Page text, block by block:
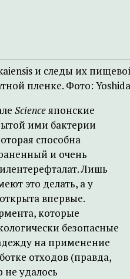
и следы их
пленке. Фото:
Scienceяпонские
ими бактерии
способна
и очень
Лишь
это делать, а у
впервые.
которые
безопасные
на применение
отходов (правда,
не удалось